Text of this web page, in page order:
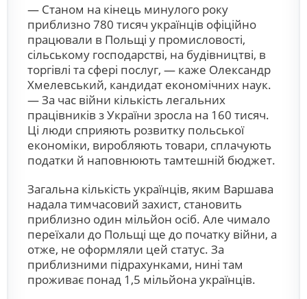
— Станом на кінець минулого року
приблизно 780 тисяч українців офіційно
працювали в Польщі у промисловості,
сільському господарстві, на будівництві, в
торгівлі та сфері послуг, — каже Олександр
Хмелевський, кандидат економічних наук.
— За час війни кількість легальних
працівників з України зросла на 160 тисяч.
Ці люди сприяють розвитку польської
економіки, виробляють товари, сплачують
податки й наповнюють тамтешній бюджет.
Загальна кількість українців, яким Варшава
надала тимчасовий захист, становить
приблизно один мільйон осіб. Але чимало
переїхали до Польщі ще до початку війни, а
отже, не оформляли цей статус. За
приблизними підрахунками, нині там
проживає понад 1,5 мільйона українців.